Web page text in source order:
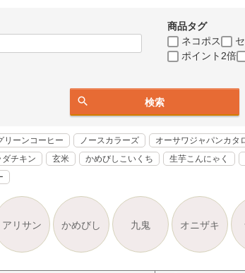
商品タグ
ネコポス
ポイント2倍
検索
リーンコーヒー ノースカラーズ オーサワジャパンカタ
ダチキン 玄米 かめびしこいくち 生芋こんにゃく
アリサン かめびし 九鬼 オニザキ